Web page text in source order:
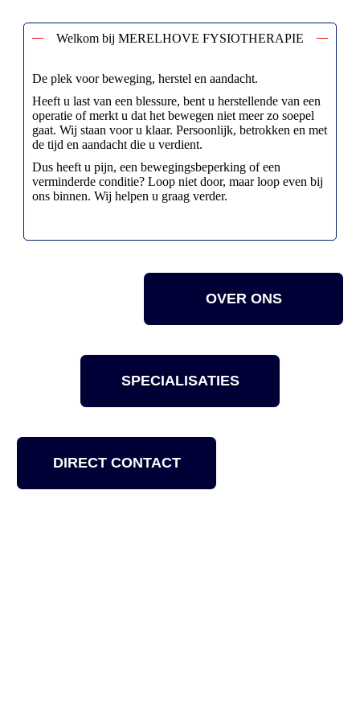
Welkom bij MERELHOVE FYSIOTHERAPIE
De plek voor beweging, herstel en aandacht.
Heeft u last van een blessure, bent u herstellende van een
operatie of merkt u dat het bewegen niet meer zo soepel
gaat. Wij staan voor u klaar. Persoonlijk, betrokken en met
de tijd en aandacht die u verdient.
Dus heeft u pijn, een bewegingsbeperking of een
verminderde conditie? Loop niet door, maar loop even bij
ons binnen. Wij helpen u graag verder.
OVER ONS
SPECIALISATIES
DIRECT CONTACT